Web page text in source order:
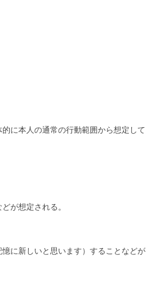
に本人の通常の行動範囲から想定して
が想定される。
に新しいと思います）することなどが